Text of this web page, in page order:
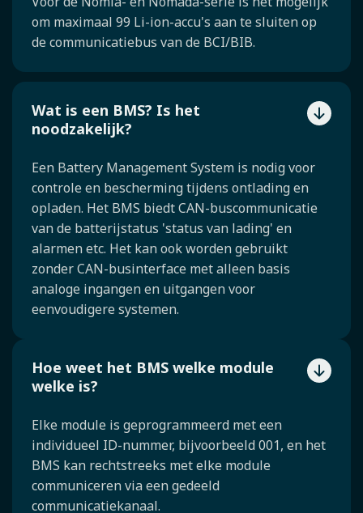
om maximaal 99 Li-ion-accu's aan te sluiten op
de communicatiebus van de BCI/BIB.
Wat is een BMS? Is het
noodzakelijk?
Een Battery Management System is nodig voor
controle en bescherming tijdens ontlading en
opladen. Het BMS biedt CAN-buscommunicatie
van de batterijstatus 'status van lading' en
alarmen etc. Het kan ook worden gebruikt
zonder CAN-businterface met alleen basis
analoge ingangen en uitgangen voor
eenvoudigere systemen.
Hoe weet het BMS welke module
welke is?
Elke module is geprogrammeerd met een
individueel ID-nummer, bijvoorbeeld 001, en het
BMS kan rechtstreeks met elke module
communiceren via een gedeeld
communicatiekanaal.